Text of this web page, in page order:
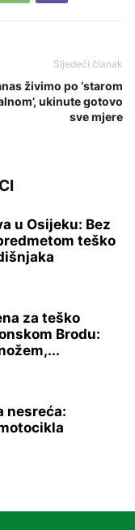
Sljedeći članak
živimo po ‘starom
ukinute gotovo
sve mjere
u Osijeku: Bez
teško
za teško
Brodu:
nesreća: